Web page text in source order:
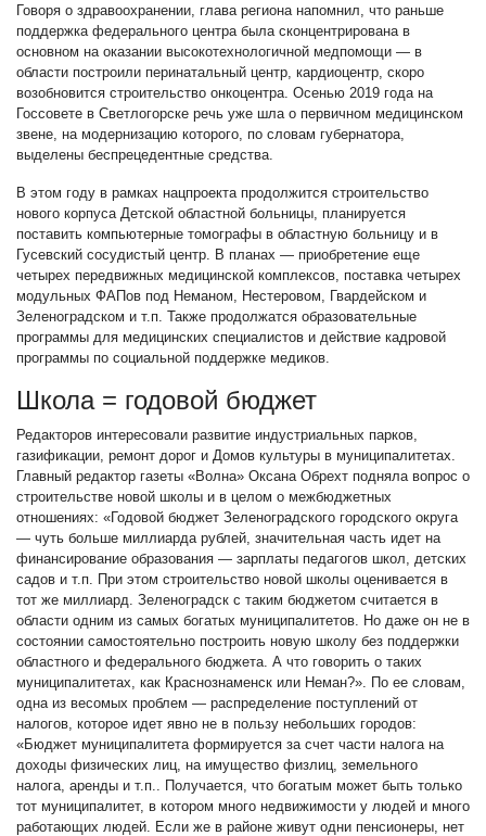
Говоря о здравоохранении, глава региона напомнил, что раньше
поддержка федерального центра была сконцентрирована в
основном на оказании высокотехнологичной медпомощи — в
области построили перинатальный центр, кардиоцентр, скоро
возобновится строительство онкоцентра. Осенью 2019 года на
Госсовете в Светлогорске речь уже шла о первичном медицинском
звене, на модернизацию которого, по словам губернатора,
выделены беспрецедентные средства.
В этом году в рамках нацпроекта продолжится строительство
нового корпуса Детской областной больницы, планируется
поставить компьютерные томографы в областную больницу и в
Гусевский сосудистый центр. В планах — приобретение еще
четырех передвижных медицинской комплексов, поставка четырех
модульных ФАПов под Неманом, Нестеровом, Гвардейском и
Зеленоградском и т.п. Также продолжатся образовательные
программы для медицинских специалистов и действие кадровой
программы по социальной поддержке медиков.
Школа = годовой бюджет
Редакторов интересовали развитие индустриальных парков,
газификации, ремонт дорог и Домов культуры в муниципалитетах.
Главный редактор газеты «Волна» Оксана Обрехт подняла вопрос о
строительстве новой школы и в целом о межбюджетных
отношениях: «Годовой бюджет Зеленоградского городского округа
— чуть больше миллиарда рублей, значительная часть идет на
финансирование образования — зарплаты педагогов школ, детских
садов и т.п. При этом строительство новой школы оценивается в
тот же миллиард. Зеленоградск с таким бюджетом считается в
области одним из самых богатых муниципалитетов. Но даже он не в
состоянии самостоятельно построить новую школу без поддержки
областного и федерального бюджета. А что говорить о таких
муниципалитетах, как Краснознаменск или Неман?». По ее словам,
одна из весомых проблем — распределение поступлений от
налогов, которое идет явно не в пользу небольших городов:
«Бюджет муниципалитета формируется за счет части налога на
доходы физических лиц, на имущество физлиц, земельного
налога, аренды и т.п.. Получается, что богатым может быть только
тот муниципалитет, в котором много недвижимости у людей и много
работающих людей. Если же в районе живут одни пенсионеры, нет